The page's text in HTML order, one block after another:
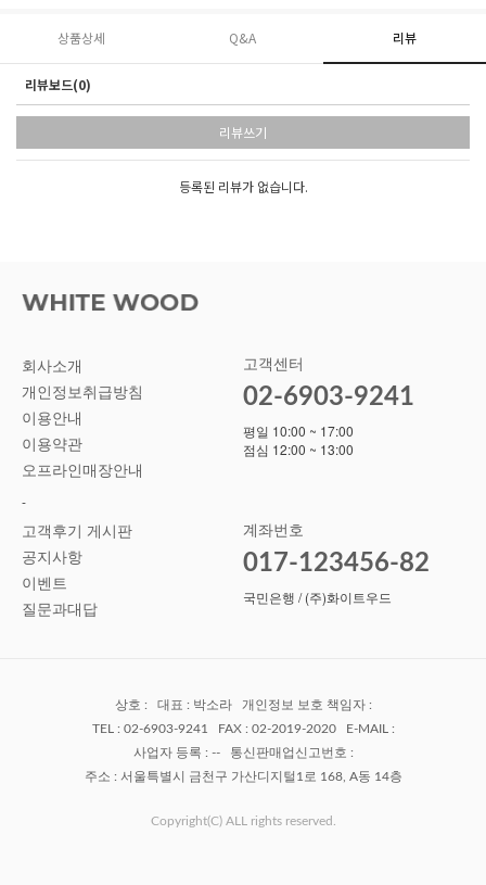
상품상세 Q&A 리뷰
리뷰보드(0)
리뷰쓰기
등록된 리뷰가 없습니다.
회사소개
개인정보취급방침
이용안내
이용약관
오프라인매장안내
-
고객후기 게시판
공지사항
이벤트
질문과대답
고객센터
02-6903-9241
평일 10:00 ~ 17:00
점심 12:00 ~ 13:00
계좌번호
017-123456-82
국민은행 / (주)화이트우드
상호 : 대표 : 박소라 개인정보 보호 책임자 :
TEL : 02-6903-9241 FAX : 02-2019-2020 E-MAIL :
사업자 등록 : -- 통신판매업신고번호 :
주소 : 서울특별시 금천구 가산디지털1로 168, A동 14층
Copyright(C) ALL rights reserved.